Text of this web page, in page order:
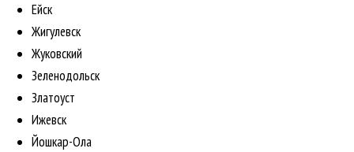
Ейск
Жигулевск
Жуковский
Зеленодольск
Златоуст
Ижевск
Йошкар-Ола